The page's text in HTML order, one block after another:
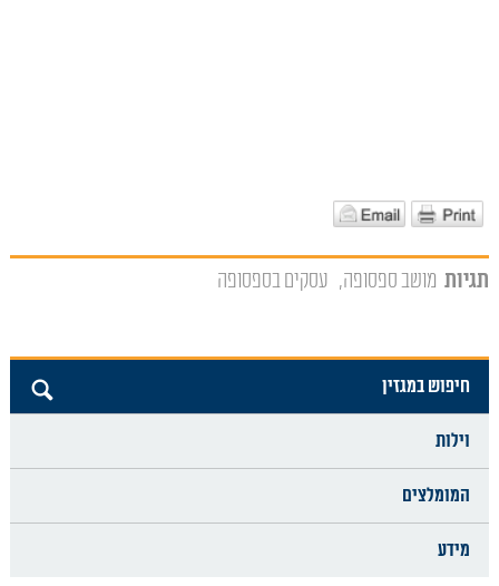
תגיות מושב ספסופה עסקים בספסופה
חיפוש במגזין
וילות
המומלצים
מידע